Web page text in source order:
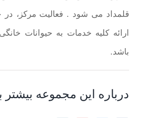
قلمداد می شود . فعالیت مرکز، در
ارائه کلیه خدمات به حیوانات
باشد.
درباره این مجموعه بیشتر